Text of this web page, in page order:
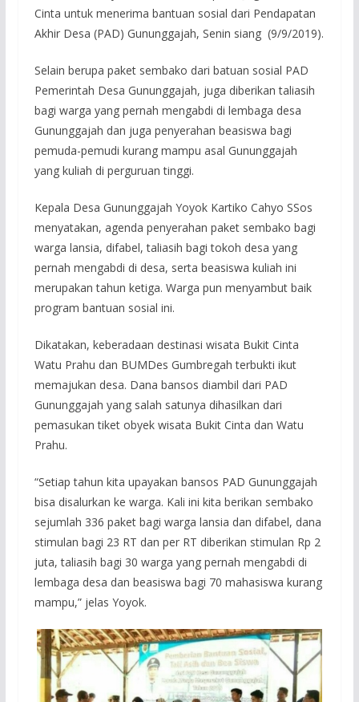
Cinta untuk menerima bantuan sosial dari Pendapatan
Akhir Desa (PAD) Gununggajah, Senin siang (9/9/2019).
Selain berupa paket sembako dari batuan sosial PAD
Pemerintah Desa Gununggajah, juga diberikan taliasih
bagi warga yang pernah mengabdi di lembaga desa
Gununggajah dan juga penyerahan beasiswa bagi
pemuda-pemudi kurang mampu asal Gununggajah
yang kuliah di perguruan tinggi.
Kepala Desa Gununggajah Yoyok Kartiko Cahyo SSos
menyatakan, agenda penyerahan paket sembako bagi
warga lansia, difabel, taliasih bagi tokoh desa yang
pernah mengabdi di desa, serta beasiswa kuliah ini
merupakan tahun ketiga. Warga pun menyambut baik
program bantuan sosial ini.
Dikatakan, keberadaan destinasi wisata Bukit Cinta
Watu Prahu dan BUMDes Gumbregah terbukti ikut
memajukan desa. Dana bansos diambil dari PAD
Gununggajah yang salah satunya dihasilkan dari
pemasukan tiket obyek wisata Bukit Cinta dan Watu
Prahu.
“Setiap tahun kita upayakan bansos PAD Gununggajah
bisa disalurkan ke warga. Kali ini kita berikan sembako
sejumlah 336 paket bagi warga lansia dan difabel, dana
stimulan bagi 23 RT dan per RT diberikan stimulan Rp 2
juta, taliasih bagi 30 warga yang pernah mengabdi di
lembaga desa dan beasiswa bagi 70 mahasiswa kurang
mampu,” jelas Yoyok.